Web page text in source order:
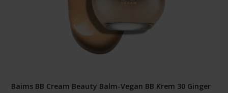
Baims BB Cream Beauty Balm-Vegan BB Krem 30 Ginger